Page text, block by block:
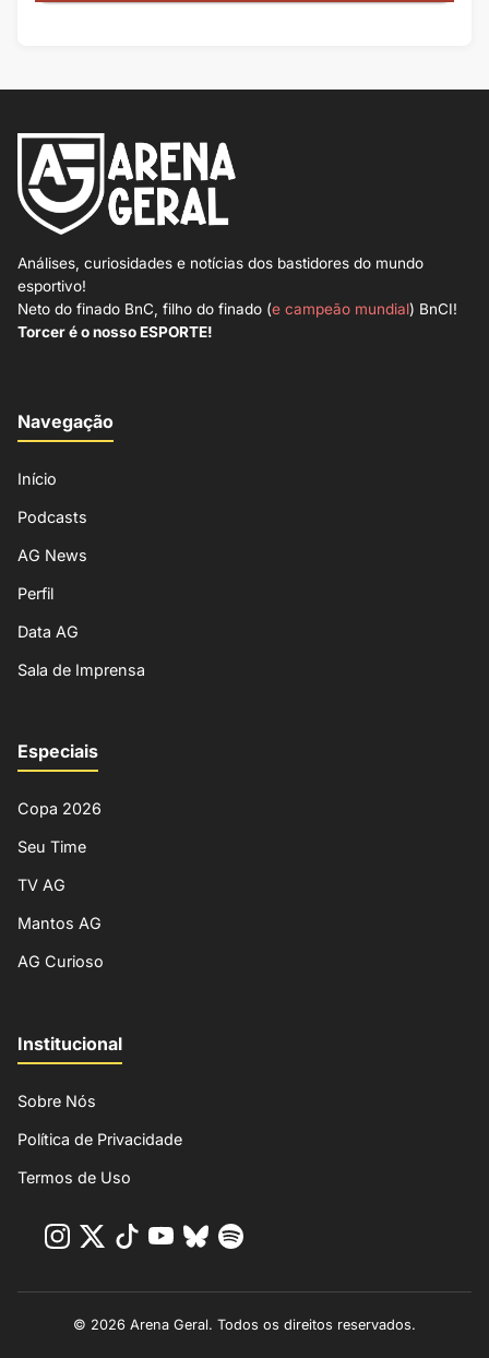
Análises, curiosidades e notícias dos bastidores do mundo
esportivo!
Neto do finado BnC, filho do finado (e campeão mundial) BnCI!
Torcer é o nosso ESPORTE!
Navegação
Início
Podcasts
AG News
Perfil
Data AG
Sala de Imprensa
Especiais
Copa 2026
Seu Time
TV AG
Mantos AG
AG Curioso
Institucional
Sobre Nós
Política de Privacidade
Termos de Uso
© 2026 Arena Geral. Todos os direitos reservados.